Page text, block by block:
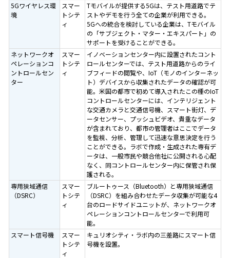
5Gワイヤレス環
境
スマー
トシテ
ィ
Tモバイルが提供する5Gは、テスト用道路でテ
ストやデモを行う全ての企業が利用できる。
5Gへの統合を検討している企業は、Tモバイル
の「サブジェクト・マター・エキスパート」の
サポートを受けることができる。
ネットワークオ
ペレーションコ
ントロールセン
ター
スマー
トシテ
ィ
イノベーションセンター内に設置されたコント
ロールセンターでは、テスト用道路からのライ
ブフィードの閲覧や、IoT（モノのインターネッ
ト）デバイスから収集されたデータの確認が可
能。米国の都市で初めて導入されたこの種のIoT
コントロールセンターには、インテリジェント
な交通カメラと交通信号機、スマート街灯、デ
ータセンサー、プッシュビデオ、貴重なデータ
が含まれており、都市の管理者はここでデータ
を監視、分析、管理して迅速な意思決定を行う
ことができる。ラボで作成・生成された専有デ
ータは、一般市民や競合他社に公開される心配
なく、同コントロールセンター内に保管され保
護される。
専用狭域通信
（DSRC）
スマー
トシテ
ィ
ブルートゥース（Bluetooth）と専用狭域通信
（DSRC）を組み合わせたデータ収集が可能な4
台のロードサイドユニットが、ネットワークオ
ペレーションコントロールセンターで利用可
能。
スマート信号機
スマー
トシテ
ィ
キュリオシティ・ラボ内の三差路にスマート信
号機を設置。